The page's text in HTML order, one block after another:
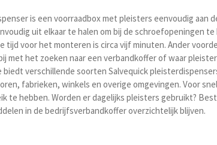
is een voorraadbox met pleisters eenvoudig aan
uit elkaar te halen om bij de schroefopeningen te
voor het monteren is circa vijf minuten. Ander
met het zoeken naar een verbandkoffer of waar
verschillende soorten Salvequick
fabrieken, winkels en overige omgevingen. Voor
te hebben. Worden er dagelijks pleisters gebruikt?
in de bedrijfsverbandkoffer overzichtelijk blijven.